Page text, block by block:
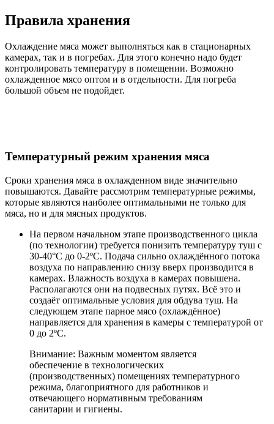
Правила хранения
Охлаждение мяса может выполняться как в стационарных
камерах, так и в погребах. Для этого конечно надо будет
контролировать температуру в помещении. Возможно
охлажденное мясо оптом и в отдельности. Для погреба
большой объем не подойдет.
Температурный режим хранения мяса
Сроки хранения мяса в охлажденном виде значительно
повышаются. Давайте рассмотрим температурные режимы,
которые являются наиболее оптимальными не только для
мяса, но и для мясных продуктов.
На первом начальном этапе производственного цикла
(по технологии) требуется понизить температуру туш с
30-40°С до 0-2ºС. Подача сильно охлаждённого потока
воздуха по направлению снизу вверх производится в
камерах. Влажность воздуха в камерах повышена.
Располагаются они на подвесных путях. Всё это и
создаёт оптимальные условия для обдува туш. На
следующем этапе парное мясо (охлаждённое)
направляется для хранения в камеры с температурой от
0 до 2ºС.
Внимание: Важным моментом является
обеспечение в технологических
(производственных) помещениях температурного
режима, благоприятного для работников и
отвечающего нормативным требованиям
санитарии и гигиены.